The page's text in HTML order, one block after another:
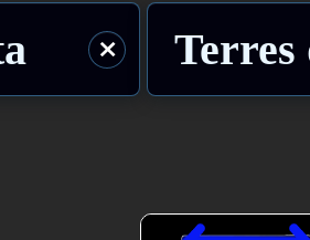
⨯ Terres